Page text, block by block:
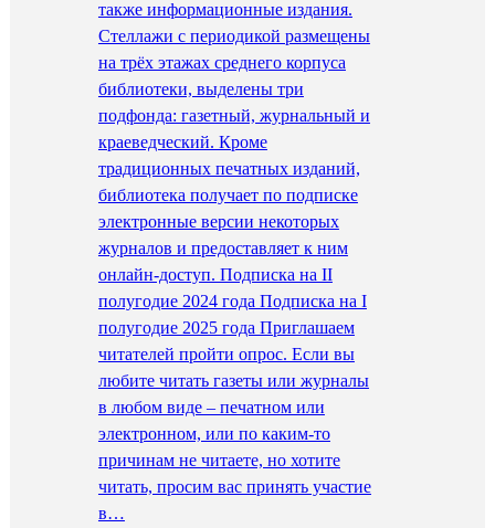
также информационные издания.
Стеллажи с периодикой размещены
на трёх этажах среднего корпуса
библиотеки, выделены три
подфонда: газетный, журнальный и
краеведческий. Кроме
традиционных печатных изданий,
библиотека получает по подписке
электронные версии некоторых
журналов и предоставляет к ним
онлайн-доступ. Подписка на II
полугодие 2024 года Подписка на I
полугодие 2025 года Приглашаем
читателей пройти опрос. Если вы
любите читать газеты или журналы
в любом виде – печатном или
электронном, или по каким-то
причинам не читаете, но хотите
читать, просим вас принять участие
в…